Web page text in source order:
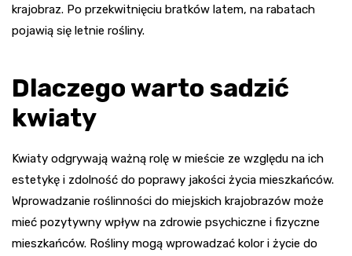
krajobraz. Po przekwitnięciu bratków latem, na rabatach
pojawią się letnie rośliny.
Dlaczego warto sadzić
kwiaty
Kwiaty odgrywają ważną rolę w mieście ze względu na ich
estetykę i zdolność do poprawy jakości życia mieszkańców.
Wprowadzanie roślinności do miejskich krajobrazów może
mieć pozytywny wpływ na zdrowie psychiczne i fizyczne
mieszkańców. Rośliny mogą wprowadzać kolor i życie do